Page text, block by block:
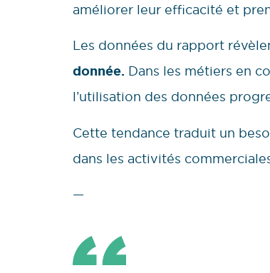
améliorer leur efficacité et
Les données du rapport
donnée. Dans les métiers en
l’utilisation des données
Cette tendance traduit un
dans les activités
—